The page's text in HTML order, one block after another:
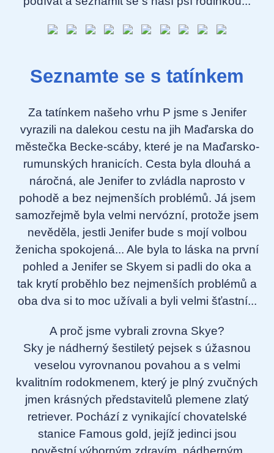
Seznamte se s tatínkem
Za tatínkem našeho vrhu P jsme s Jenifer
vyrazili na dalekou cestu na jih Maďarska do
městečka Becke-scáby, které je na Maďarsko-
rumunských hranicích. Cesta byla dlouhá a
náročná, ale Jenifer to zvládla naprosto v
pohodě a bez nejmenších problémů. Já jsem
samozřejmě byla velmi nervózní, protože jsem
nevěděla, jestli Jenifer bude s mojí volbou
ženicha spokojená... Ale byla to láska na první
pohled a Jenifer se Skyem si padli do oka a
tak krytí proběhlo bez nejmenších problémů a
oba dva si to moc užívali a byli velmi šťastní...
A proč jsme vybrali zrovna Skye?
Sky je nádherný šestiletý pejsek s úžasnou
veselou vyrovnanou povahou a s velmi
kvalitním rodokmenem, který je plný zvučných
jmen krásných představitelů plemene zlatý
retriever. Pochází z vynikající chovatelské
stanice Famous gold, jejíž jedinci jsou